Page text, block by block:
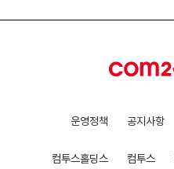
운영정책 공지사항
컴투스홀딩스 컴투스